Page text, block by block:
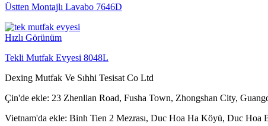
Üstten Montajlı Lavabo 7646D
Hızlı Görünüm
Tekli Mutfak Evyesi 8048L
Dexing Mutfak Ve Sıhhi Tesisat Co Ltd
Çin'de ekle: 23 Zhenlian Road, Fusha Town, Zhongshan City,
Vietnam'da ekle: Binh Tien 2 Mezrası, Duc Hoa Ha Köyü, Duc Hoa